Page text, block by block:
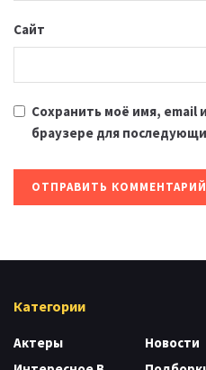
Сайт
Сохранить моё имя, email
браузере для
Категории
Актеры
Новости